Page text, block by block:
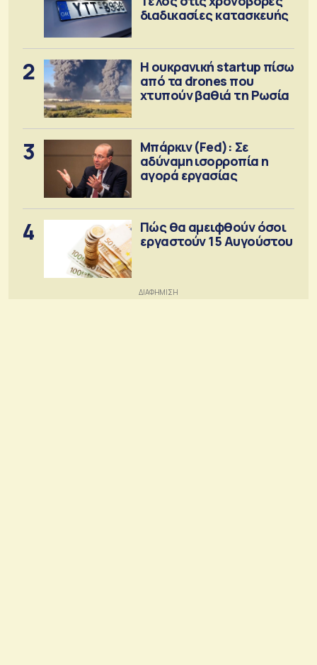
διαδικασίες κατασκευής
2
Η ουκρανική startup πίσω
από τα drones που
χτυπούν βαθιά τη Ρωσία
3
Μπάρκιν (Fed): Σε
αδύναμη ισορροπία η
αγορά εργασίας
4
Πώς θα αμειφθούν όσοι
εργαστούν 15 Αυγούστου